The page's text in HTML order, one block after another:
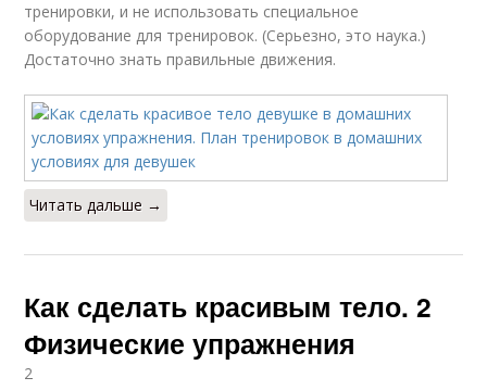
тренировки, и не использовать специальное
оборудование для тренировок. (Серьезно, это наука.)
Достаточно знать правильные движения.
Читать дальше →
Как сделать красивым тело. 2
Физические упражнения
2